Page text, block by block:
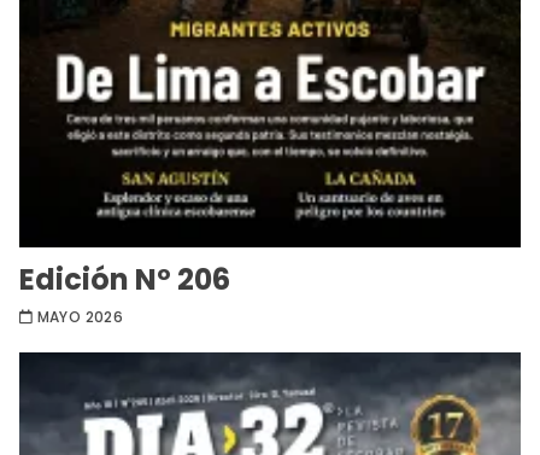
Edición Nº 206
MAYO 2026